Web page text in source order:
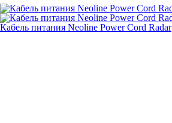
Кабель питания Neoline Power Cord Radar